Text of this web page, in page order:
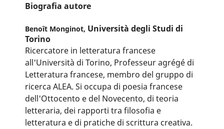
Biografia autore
Benoît Monginot, Università degli Studi di
Torino
Ricercatore in letteratura francese
all'Università di Torino, Professeur agrégé di
Letteratura francese, membro del gruppo di
ricerca ALEA. Si occupa di poesia francese
dell'Ottocento e del Novecento, di teoria
letteraria, dei rapporti tra filosofia e
letteratura e di pratiche di scrittura creativa.